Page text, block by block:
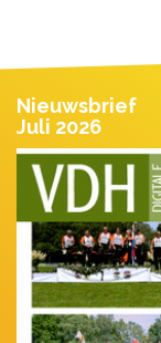
Nieuwsbrief
Juli 2026